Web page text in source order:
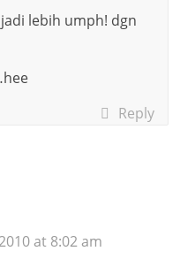
lebih umph! dgn
Reply
at 8:02 am